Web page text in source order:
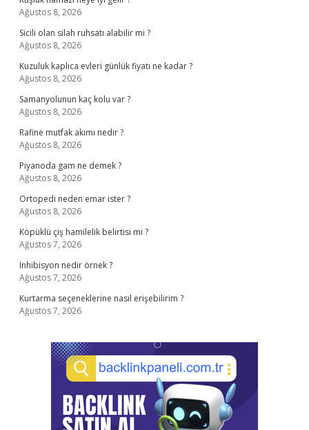
Ağustos 8, 2026
Sicili olan silah ruhsatı alabilir mi ?
Ağustos 8, 2026
Kuzuluk kaplıca evleri günlük fiyatı ne kadar ?
Ağustos 8, 2026
Samanyolunun kaç kolu var ?
Ağustos 8, 2026
Rafine mutfak akımı nedir ?
Ağustos 8, 2026
Piyanoda gam ne demek ?
Ağustos 8, 2026
Ortopedi neden emar ister ?
Ağustos 8, 2026
Köpüklü çiş hamilelik belirtisi mi ?
Ağustos 7, 2026
Inhibisyon nedir örnek ?
Ağustos 7, 2026
Kurtarma seçeneklerine nasıl erişebilirim ?
Ağustos 7, 2026